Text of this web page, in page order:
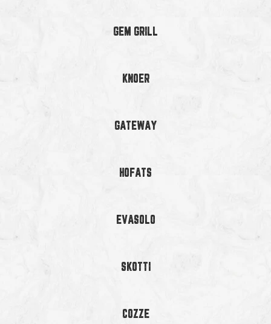
GEM GRILL
KNOER
GATEWAY
HOFATS
EVASOLO
SKOTTI
COZZE